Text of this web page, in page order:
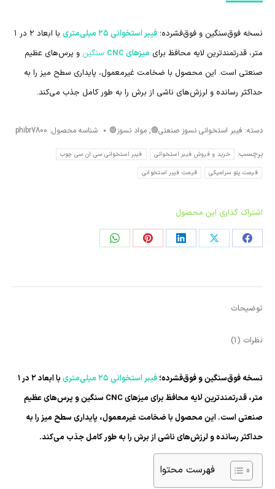
نسخه فوق‌سنگین و فوق‌فشرده؛ فیبر استخوانی ۲۵ میلی‌متری
با ابعاد ۲ در ۱
متر، قدرتمندترین لایه محافظ برای میزهای CNC سنگین و پرس‌های عظیم
صنعتی است. این محصول با ضخامت غیرمعمول، پایداری سطح میز را به
حداکثر رسانده و لرزش‌های ناشی از برش را به طور کامل جذب می‌کند.
دسته: فیبر استخوانی نسوز صنعتی🟢, مواد نسوز🟢 شناسه محصول: phibr7800
برچسب: خرید و فروش فیبر استخوانی
فیبر استخوانی سی ان سی چوب
قیمت پتو سرامیکی
قیمت فیبر استخوانی
اشتراک گذاری این محصول
اشتراک
لینکدین
اشتراک
پینترست
اشتراک
واتساپ
توضیحات
نظرات (1)
نسخه فوق‌سنگین و فوق‌فشرده؛ فیبر استخوانی ۲۵ میلی‌متری
با ابعاد ۲ در ۱
متر، قدرتمندترین لایه محافظ برای میزهای CNC سنگین و پرس‌های عظیم
صنعتی است. این محصول با ضخامت غیرمعمول، پایداری سطح میز را به
حداکثر رسانده و لرزش‌های ناشی از برش را به طور کامل جذب می‌کند.
فهرست محتوا